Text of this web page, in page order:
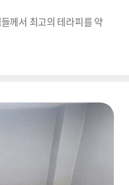
께서 최고의 테라피를 약